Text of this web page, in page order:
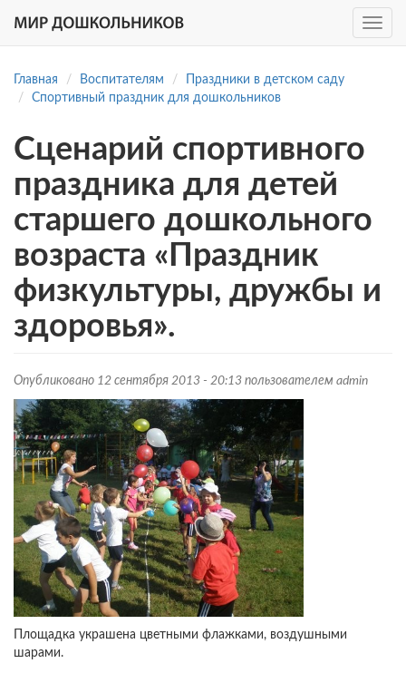
основному
Toggle
Главная Воспитателям
Праздники в детском саду
Спортивный праздник для дошкольников
Сценарий спортивного
праздника для детей
старшего дошкольного
возраста «Праздник
физкультуры, дружбы и
здоровья».
Опубликовано 12 сентября 2013 - 20:13 пользователем admin
Площадка украшена цветными флажками, воздушными
шарами.